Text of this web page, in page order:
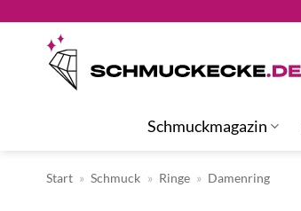
springen
Schmuckmagazin
Start » Schmuck » Ringe » Damenring